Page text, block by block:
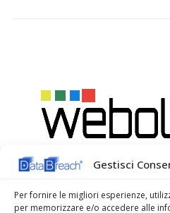
Gestisci
Per fornire le migliori esperienze,
per memorizzare e/o accedere alle